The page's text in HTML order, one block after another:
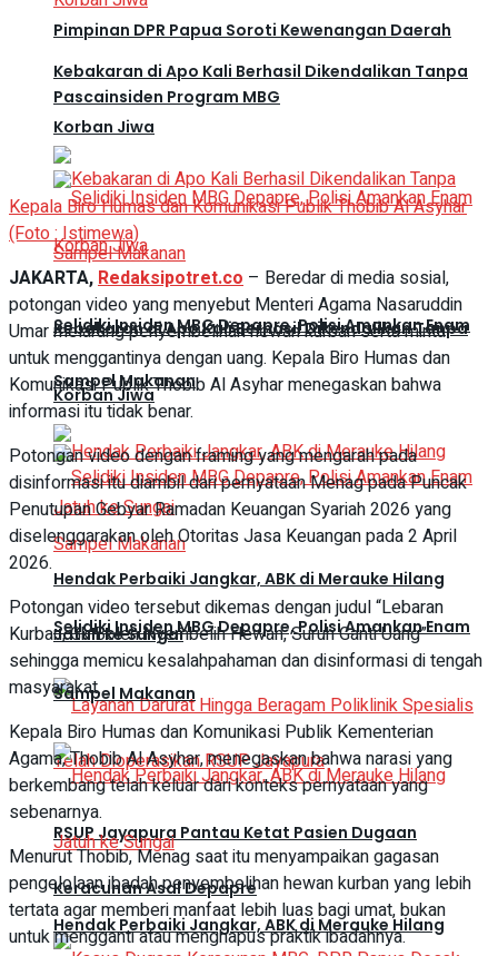
Kebakaran di Apo Kali Berhasil Dikendalikan Tanpa
Korban Jiwa
Selidiki Insiden MBG Depapre, Polisi Amankan Enam
Sampel Makanan
Hendak Perbaiki Jangkar, ABK di Merauke Hilang
Jatuh ke Sungai
RSUP Jayapura Pantau Ketat Pasien Dugaan
Keracunan Asal Depapre
Pimpinan DPR Papua Soroti Kewenangan Daerah
Pascainsiden Program MBG
Kebakaran di Apo Kali Berhasil Dikendalikan Tanpa
Korban Jiwa
Selidiki Insiden MBG Depapre, Polisi Amankan Enam
Sampel Makanan
Hendak Perbaiki Jangkar, ABK di Merauke Hilang
Kepala Biro Humas dan Komunikasi Publik Thobib Al Asyhar
(Foto : Istimewa)
JAKARTA,Redaksipotret.co – Beredar di media sosial,
potongan video yang menyebut Menteri Agama Nasaruddin
Umar melarang penyembelihan hewan kurban serta minta
untuk menggantinya dengan uang. Kepala Biro Humas dan
Komunikasi Publik Thobib Al Asyhar menegaskan bahwa
informasi itu tidak benar.
Potongan video dengan framing yang mengarah pada
disinformasi itu diambil dari pernyataan Menag pada Puncak
Penutupan Gebyar Ramadan Keuangan Syariah 2026 yang
diselenggarakan oleh Otoritas Jasa Keuangan pada 2 April
2026.
Potongan video tersebut dikemas dengan judul “Lebaran
Kurban, Gk Boleh Nyembelih Hewan, Suruh Ganti Uang”
sehingga memicu kesalahpahaman dan disinformasi di tengah
masyarakat.
Kepala Biro Humas dan Komunikasi Publik Kementerian
Agama, Thobib Al Asyhar, menegaskan bahwa narasi yang
berkembang telah keluar dari konteks pernyataan yang
sebenarnya.
Menurut Thobib, Menag saat itu menyampaikan gagasan
pengelolaan ibadah penyembelihan hewan kurban yang lebih
tertata agar memberi manfaat lebih luas bagi umat, bukan
untuk mengganti atau menghapus praktik ibadahnya.